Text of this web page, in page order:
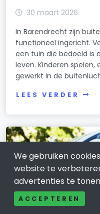
30 maart 2026
In Barendrecht zijn
functioneel ingericht.
een tuin die bedoeld is
leven. Kinderen
gewerkt in de
LEES VERDER
We gebruiken
website te
advertenties te
ACCEPTEREN